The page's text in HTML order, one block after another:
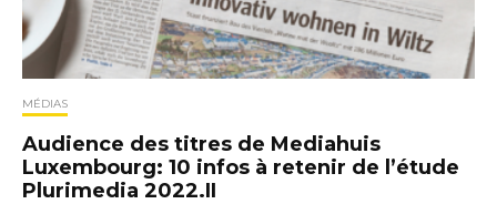
MÉDIAS
Audience des titres de Mediahuis
Luxembourg: 10 infos à retenir de l’étude
Plurimedia 2022.II